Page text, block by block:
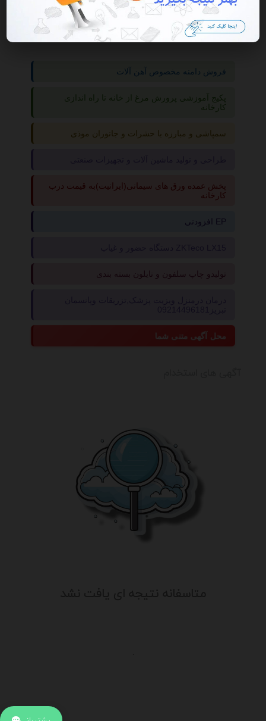
فروش دامنه مخصوص آهن آلات
پکیج آموزشی پرورش مرغ از خانه تا راه اندازی
کارخانه
سمپاشی و مبارزه با حشرات و جانوران موذی
پخش عمده ورق های سیمانی(ایرانیت)به قیمت درب
کارخانه
افزودنی EP
تولیدو چاپ سلفون و نایلون بسته بندی
محل آگهی متنی شما
جهت ارتباط با پشتیبانی بر روی آیکن کنار صفحه سایت
.